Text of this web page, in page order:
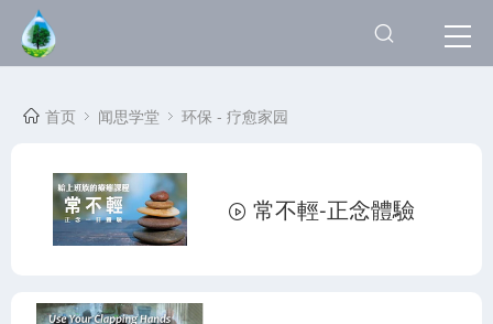
首页 闻思学堂 环保 - 疗愈家园
常不輕-正念體驗